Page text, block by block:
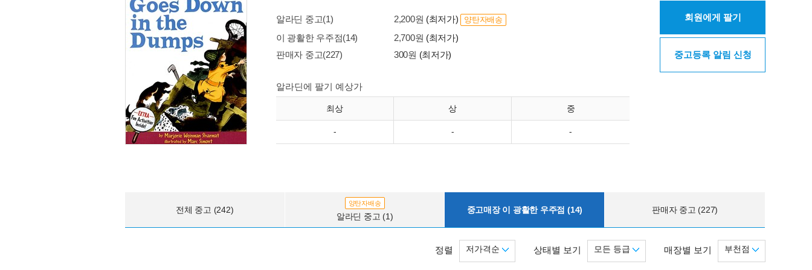
알라딘 중고(1) 2,200원 (최저가) 양탄자배송
이 광활한 우주점(14) 2,700원 (최저가)
판매자 중고(227)
300원 (최저가)
알라딘에 팔기 예상가
최상 상 중
- - -
회원에게 팔기
중고등록 알림 신청
전체 중고 (242)
양탄자배송
알라딘 중고 (1)
중고매장 이 광활한 우주점 (14) 판매자 중고 (227)
매장별 보기 부천점
상태별 보기 모든 등급
정렬 저가격순